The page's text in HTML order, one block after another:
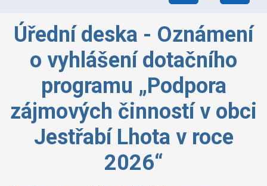
Úřední deska - Oznámení
o vyhlášení dotačního
programu „Podpora
zájmových činností v obci
Jestřabí Lhota v roce
2026“